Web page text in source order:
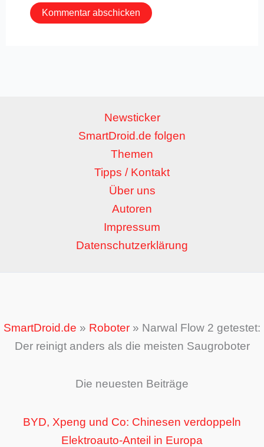
Newsticker
SmartDroid.de folgen
Themen
Tipps / Kontakt
Über uns
Autoren
Impressum
Datenschutzerklärung
SmartDroid.de » Roboter » Narwal Flow 2 getestet:
Der reinigt anders als die meisten Saugroboter
Die neuesten Beiträge
BYD, Xpeng und Co: Chinesen verdoppeln
Elektroauto-Anteil in Europa